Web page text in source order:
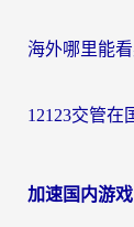
加速国内游戏